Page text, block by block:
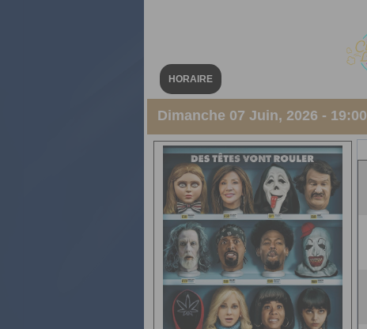
HORAIRE
Dimanche 07 Juin, 2026 - 19:00